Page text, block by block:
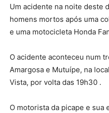
Um acidente na noite deste
homens mortos após uma
e uma motocicleta Honda
O acidente aconteceu num
Amargosa e Mutuípe, na
Vista, por volta das 19h30 .
O motorista da picape e sua